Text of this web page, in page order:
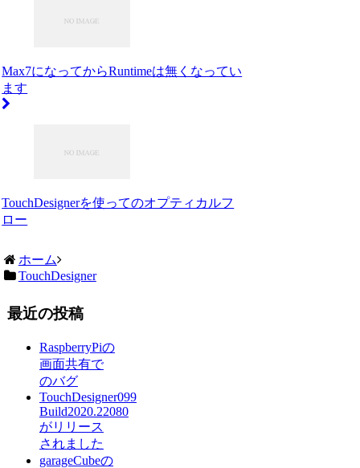
Max7になってからRuntimeは無くなってい
ます
TouchDesignerを使ってのオプティカルフ
ロー
ホーム
TouchDesigner
最近の投稿
RaspberryPiの
画面共有で
のバグ
TouchDesigner099
Build2020.22080
がリリース
されました
garageCubeの